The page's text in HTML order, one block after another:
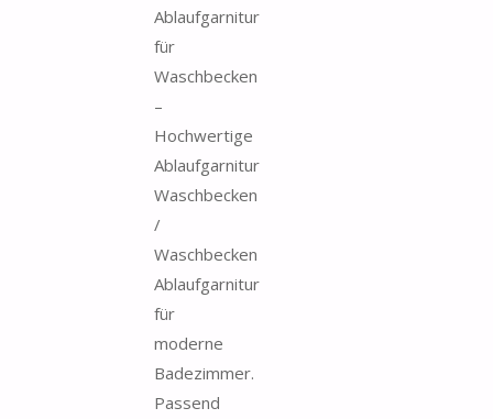
Ablaufgarnitur
für
Waschbecken
–
Hochwertige
Ablaufgarnitur
Waschbecken
/
Waschbecken
Ablaufgarnitur
für
moderne
Badezimmer.
Passend